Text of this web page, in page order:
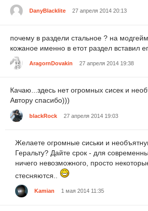
DanyBlacklite 27 апреля 2014 20:13
почему в раздели стальное ? на
кожаное именно в етот раздел вставил
AragornDovakin 27 апреля 2014 19:38
Качаю...здесь нет огромных сисек и
Автору спасибо)))
blackRock 27 апреля 2014 19:03
Желаете огромные сиськи и
Геральту? Дайте срок - для
ничего невозможного, просто
стесняются..
Kamian 1 мая 2014 11:35